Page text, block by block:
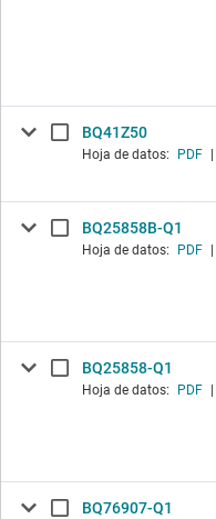
BQ41Z50
Hoja de datos: PDF
BQ25858B-Q1
Hoja de datos: PDF
BQ25858-Q1
Hoja de datos: PDF
BQ76907-Q1